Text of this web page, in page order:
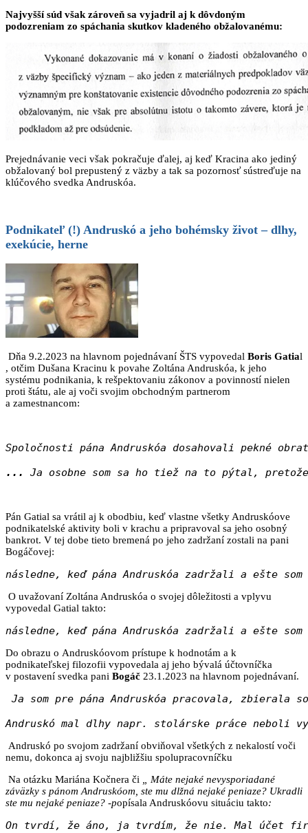
Najvyšší súd však zároveň sa vyjadril aj k dôvdoným
podozreniam zo spáchania skutkov kladeného obžalovanému:
Prejednávanie veci však pokračuje ďalej, aj keď Kracina ako jediný
obžalovaný bol prepustený z väzby a tak sa pozornosť sústreďuje na
klúčového svedka Andruskóa.
Podnikateľ (!) Andruskó a jeho bohémsky život – dlhy,
exekúcie, herne
Dňa 9.2.2023 na hlavnom pojednávaní ŠTS vypovedal Boris Gatial
, otčim Dušana Kracinu k povahe Zoltána Andruskóa, k jeho
systému podnikania, k rešpektovaniu zákonov a povinností nielen
proti štátu, ale aj voči svojim obchodným partnerom
a zamestnancom:
Spoločnosti pána Andruskóa dosahovali pekné
...
Ja osobne som sa ho tiež na to pýtal,
Pán Gatial sa vrátil aj k obodbiu, keď vlastne všetky Andruskóove
podnikatelské aktivity boli v krachu a pripravoval sa jeho osobný
bankrot. V tej dobe tieto bremená po jeho zadržaní zostali na pani
Bogáčovej:
následne, keď pána Andruskóa zadržali a ešte
O uvažovaní Zoltána Andruskóa o svojej dôležitosti a vplyvu
vypovedal Gatial takto:
následne, keď pána Andruskóa zadržali a ešte
Do obrazu o Andruskóovom prístupe k hodnotám a k
podnikateľskej filozofii vypovedala aj jeho bývalá účtovníčka
v postavení svedka pani Bogáč 23.1.2023 na hlavnom pojednávaní.
Ja som pre pána Andruskóa pracovala, zbierala
Andruskó mal dlhy napr. stolárske práce neboli
Andruskó po svojom zadržaní obviňoval všetkých z nekalostí voči
nemu, dokonca aj svoju najbližšiu spolupracovníčku
Na otázku Mariána Kočnera či „ Máte nejaké nevysporiadané
záväzky s pánom Andruskóom, ste mu dlžná nejaké peniaze? Ukradli
ste mu nejaké peniaze? -popísala Andruskóovu situáciu takto:
On tvrdí, že áno, ja tvrdím, že nie. Mal účet firmy